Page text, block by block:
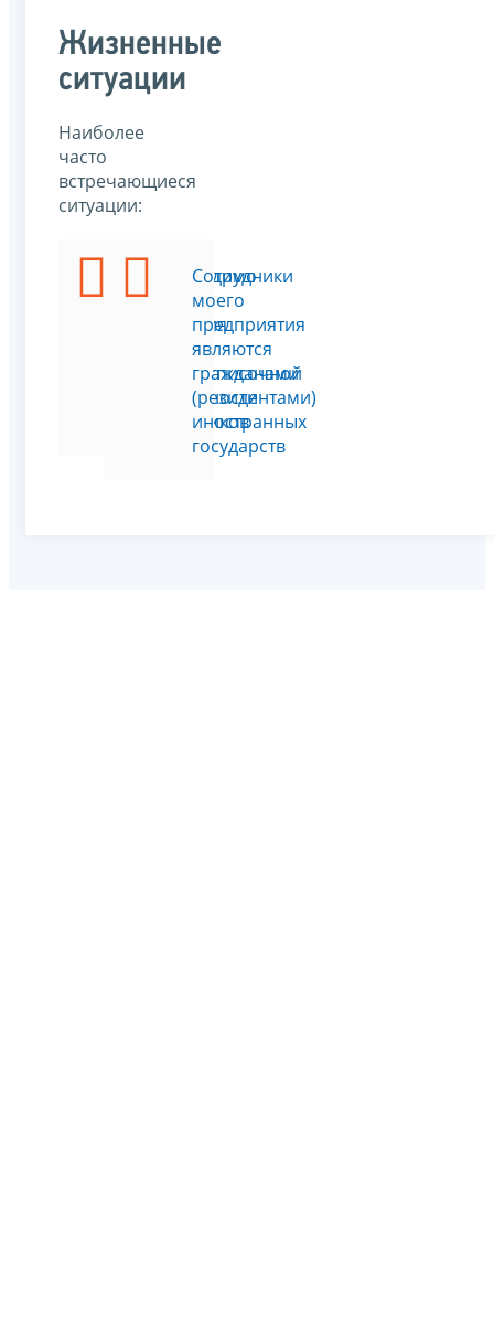
Жизненные
ситуации
Наиболее
часто
встречающиеся
ситуации:
Необходимо
подать
сведения
среднесписочной
численности
работников
Сотрудники
моего
предприятия
являются
гражданами
(резидентами)
иностранных
государств